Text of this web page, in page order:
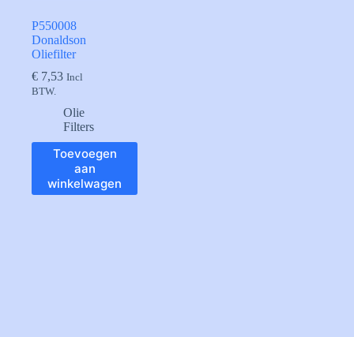
P550008
Donaldson
Oliefilter
€ 7,53 Incl
BTW.
Olie
Filters
Toevoegen
aan
winkelwagen